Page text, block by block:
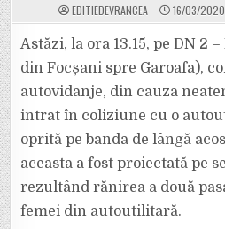
EDITIEDEVRANCEA 16/03/2020
Astăzi, la ora 13.15, pe DN 2
din Focșani spre Garoafa),
autovidanje, din cauza
intrat în coliziune cu o
oprită pe banda de lângă
aceasta a fost proiectată pe
rezultând rănirea a două
femei din autoutilitară.